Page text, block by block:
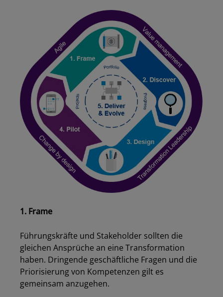
1. Frame
Führungskräfte und Stakeholder sollten die
gleichen Ansprüche an eine Transformation
haben. Dringende geschäftliche Fragen und die
Priorisierung von Kompetenzen gilt es
gemeinsam anzugehen.